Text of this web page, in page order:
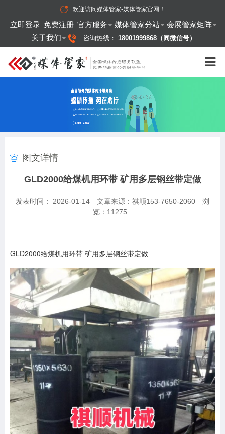
欢迎访问媒体管家-媒体管家官网 ！
立即登录 免费注册 官方服务 媒体管家分站
会展管家矩阵
关于我们
咨询热线： 18001999868（同微信号）
图文详情
GLD2000给煤机用环带 矿用多层钢丝带定做
发表时间： 2026-01-14 文章来源：祺顺153-7650-2060
浏
览： 11275
GLD2000给煤机用环带 矿用多层钢丝带定做